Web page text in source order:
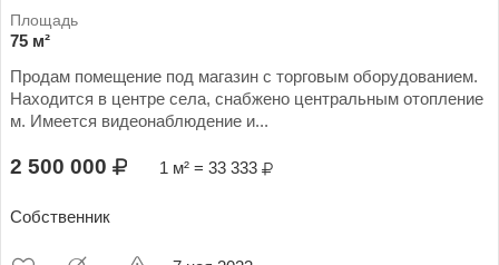
75 м²
Продам помещение под магазин с торговым оборудованием.
Находится в центре села, снабжено центральным отопление
м. Имеется видеонаблюдение и...
2 500 000 1 м² = 33 333
Собственник